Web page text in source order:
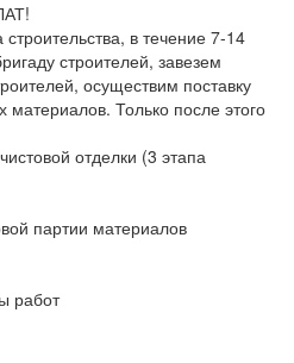
в течение 7-14
строителей, завезем
осуществим поставку
материалов. Только после этого
отделки (3 этапа
партии материалов
работ